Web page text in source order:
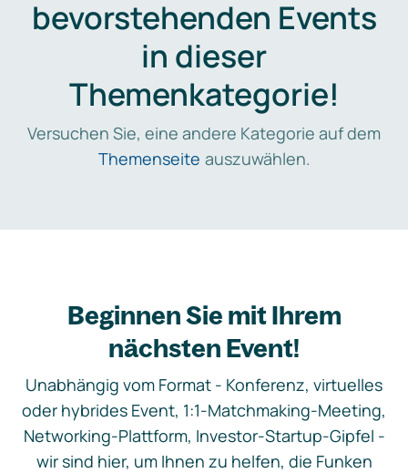
bevorstehenden Events
in dieser
Themenkategorie!
Versuchen Sie, eine andere Kategorie auf dem
Themenseite auszuwählen.
Beginnen Sie mit Ihrem
nächsten Event!
Unabhängig vom Format - Konferenz, virtuelles
oder hybrides Event, 1:1-Matchmaking-Meeting,
Networking-Plattform, Investor-Startup-Gipfel -
wir sind hier, um Ihnen zu helfen, die Funken